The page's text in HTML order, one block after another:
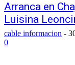
Arranca en
Luisina
cable informacion -
0